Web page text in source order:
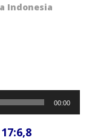
Indonesia
00:00